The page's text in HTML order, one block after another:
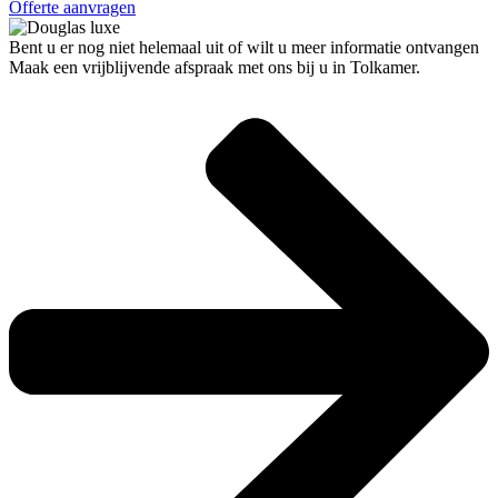
Offerte aanvragen
Bent u er nog niet helemaal uit of wilt u meer informatie ontvangen
Maak een vrijblijvende afspraak met ons bij u in Tolkamer.